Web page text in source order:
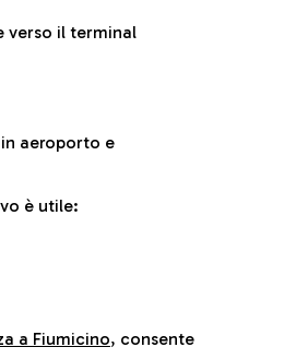
verso il terminal
aeroporto e
è utile:
a Fiumicino, consente